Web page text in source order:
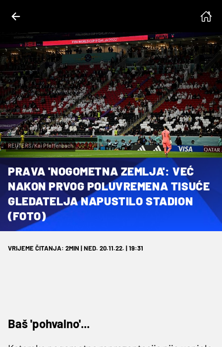
REUTERS/Kai Pfaffenbach
PRAVA 'NOGOMETNA ZEMLJA': VEĆ
NAKON PRVOG POLUVREMENA TISUĆE
GLEDATELJA NAPUSTILO STADION
(FOTO)
VRIJEME ČITANJA: 2MIN | NED. 20.11.22. | 19:31
Baš 'pohvalno'...